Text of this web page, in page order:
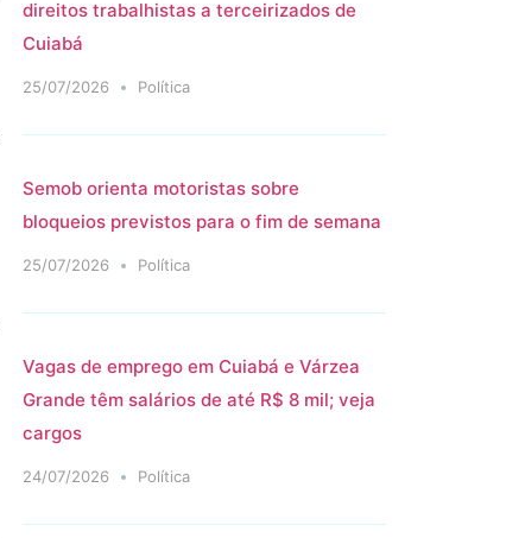
direitos trabalhistas a terceirizados de
Cuiabá
25/07/2026 Política
Semob orienta motoristas sobre
bloqueios previstos para o fim de semana
25/07/2026 Política
Vagas de emprego em Cuiabá e Várzea
Grande têm salários de até R$ 8 mil; veja
cargos
24/07/2026 Política